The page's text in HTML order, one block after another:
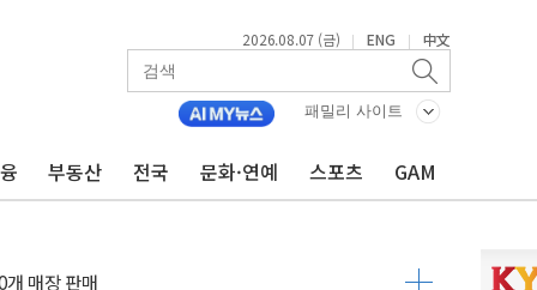
2026.08.07 (금) | ENG | 中文
패밀리 사이트
부동산 전국 문화·연예 스포츠 GAM
범운영…평균 3개월 만에 1심 결론
매장 판매